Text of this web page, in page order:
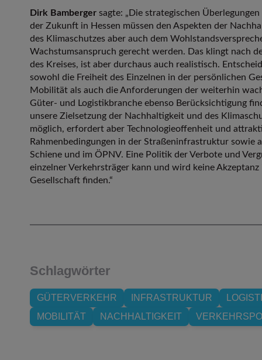
Dirk Bamberger sagte: „Die strategischen
der Zukunft in Hessen müssen den Aspekten der
des Klimaschutzes aber auch dem
Wachstumsanspruch gerecht werden. Das klingt nach
des Kreises, ist aber durchaus auch realistisch.
sowohl die Freiheit des Einzelnen in der persönlichen
Mobilität als auch die Anforderungen der weiterhin
Güter- und Logistikbranche ebenso Berücksichtigung
unsere Zielsetzung der Nachhaltigkeit und des
möglich, erfordert aber Technologieoffenheit und
Rahmenbedingungen in der Straßeninfrastruktur sowie
Schiene und im ÖPNV. Eine Politik der Verbote und
einzelner Verkehrsträger kann und wird keine Akzeptanz
Gesellschaft finden.“
Schlagwörter
GÜTERVERKEHR INFRASTRUKTUR
MOBILITÄT
NACHHALTIGKEIT